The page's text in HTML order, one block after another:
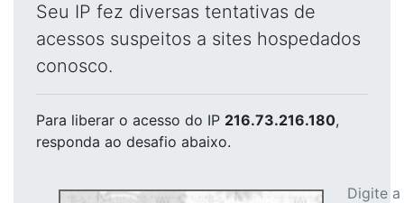
Seu IP fez diversas tentativas de
acessos suspeitos a sites hospedados
conosco.
Para liberar o acesso do IP 216.73.216.180,
responda ao desafio abaixo.
Digite